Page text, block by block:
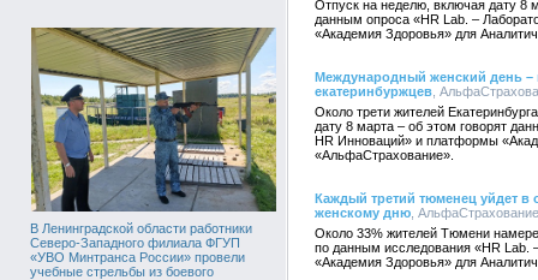
В Ленинградской области работники
Северо-Западного филиала ФГУП
«УВО Минтранса России» провели
учебные стрельбы из боевого
Отпуск на неделю, включая дату 8
данным опроса «HR Lab. –
«Академия Здоровья» для
Международный женский день –
екатеринбуржцев ,
Около трети жителей
дату 8 марта – об этом говорят
HR Инноваций» и платформы
«АльфаСтрахование».
Каждый третий тюменец уйдет в
женскому дню ,
Около 33% жителей Тюмени
по данным исследования «HR
«Академия Здоровья» для